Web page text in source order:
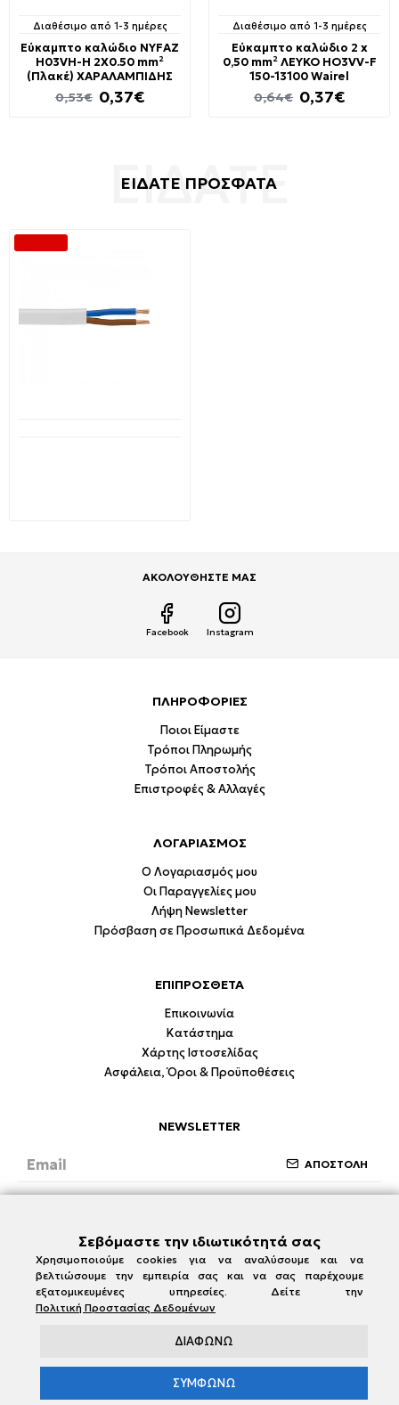
Διαθέσιμο από 1-3 ημέρες
Εύκαμπτο καλώδιο NYFAZ
H03VH-H 2X0.50 mm²
(Πλακέ) ΧΑΡΑΛΑΜΠΙΔΗΣ
0,37€
0,53€
Διαθέσιμο από 1-3 ημέρες
Εύκαμπτο καλώδιο 2 x
0,50 mm² ΛΕΥΚΟ HO3VV-F
150-13100 Wairel
0,37€
0,64€
ΕΙΔΑΤΕ ΠΡΟΣΦΑΤΑ
ΑΚΟΛΟΥΘΗΣΤΕ ΜΑΣ
Facebook Instagram
ΠΛΗΡΟΦΟΡΙΕΣ
Ποιοι Είμαστε
Τρόποι Πληρωμής
Τρόποι Αποστολής
Επιστροφές & Αλλαγές
ΛΟΓΑΡΙΑΣΜΟΣ
Ο Λογαριασμός μου
Οι Παραγγελίες μου
Λήψη Newsletter
Πρόσβαση σε Προσωπικά Δεδομένα
ΕΠΙΠΡΟΣΘΕΤΑ
Επικοινωνία
Κατάστημα
Χάρτης Ιστοσελίδας
Ασφάλεια, Όροι & Προϋποθέσεις
NEWSLETTER
ΑΠΟΣΤΟΛΗ
e-damianakis.gr © 2026
Σεβόμαστε την ιδιωτικότητά σας
Χρησιμοποιούμε cookies για να αναλύσουμε και να
βελτιώσουμε την εμπειρία σας και να σας παρέχουμε
εξατομικευμένες υπηρεσίες. Δείτε την
Πολιτική Προστασίας Δεδομένων
ΔΙΑΦΩΝΩ
ΣΥΜΦΩΝΩ